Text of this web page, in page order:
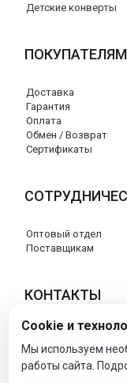
Детские конверты
ПОКУПАТЕЛЯМ
Доставка
Гарантия
Оплата
Обмен / Возврат
Сертификаты
Оптовый отдел
Поставщикам
КОНТАКТЫ
8 (800) 707-76-34
info@esspero-
Cookie и
Мы используем
работы сайта.